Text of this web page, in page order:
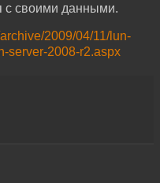
с своими данными.
2009/04/11/lun-
server-2008-r2.aspx